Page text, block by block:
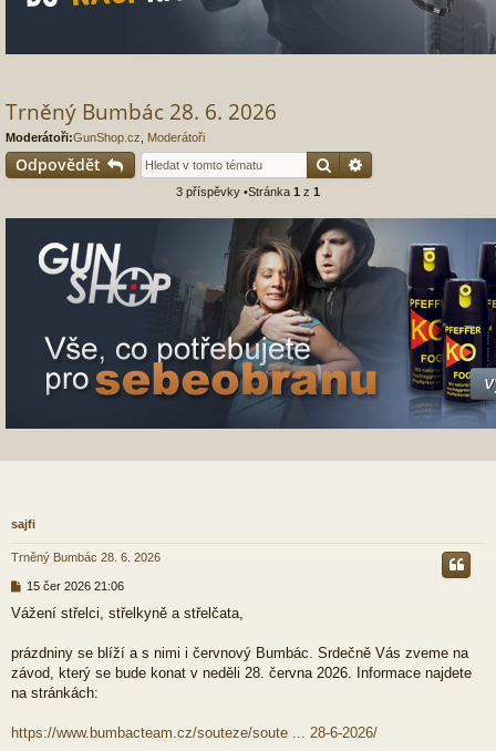
Trněný Bumbác 28. 6. 2026
Moderátoři:GunShop.cz Moderátoři
Odpovědět Hledat
3 příspěvky •Stránka 1 z 1
sajfi
Trněný Bumbác 28. 6. 2026
P
í
p
ě
e
15 čer 2026 21:06
Vážení střelci, střelkyně a střelčata,
prázdniny se blíží a s nimi i červnový Bumbác. Srdečně Vás zveme na
závod, který se bude konat v neděli 28. června 2026. Informace najdete
na stránkách:
https://www.bumbacteam.cz/souteze/soute ... 28-6-2026/